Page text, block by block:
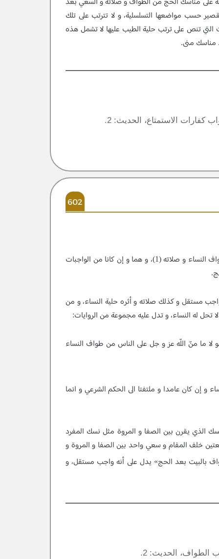
حسب مواضعها التسلسلية، و لا تترتب على تلك
التي تنص على ترتب حلية الطيب عليها لا تشمل هذه
مناسك منى.
602
طواف النساء الواجب العاشر و الحادي عشر من واجبات الحج طواف النساء و صلاته (1)، و هما و إن كانا من الواجبات
مستقل و كذلك صلاته و أثره حلية النساء، و من
تحل له النساء، و تدل عليه مجموعة من الروايات:
لا ما منّ‌ اللّه عز و جل على الناس من طواف النساء
و إن كان عامدا و ملتفتا الى الحكم الشرعي و انما
الذي يقرن بين الصفا و المروة مثل نسك المفرد
خلف المقام و سعي واحد بين الصفا و المروة و
بالبيت بعد الحج» يدل على أنه واجب مستقل، و